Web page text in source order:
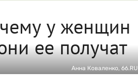
у женщин
ее получат
Анна Коваленко, 66.RU